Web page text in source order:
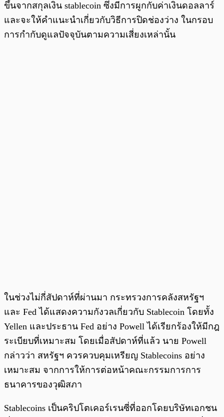
ขึ้นจากสกุลเงิน stablecoin ซึ่งมีการผูกกับค่าเงินดอลลาร์
และจะให้คำแนะนำเกี่ยวกับวิธีการปิดช่องว่าง ในกรอบ
การกำกับดูแลปัจจุบันตามความเสี่ยงเหล่านั้น
ในช่วงไม่กี่สัปดาห์ที่ผ่านมา กระทรวงการคลังสหรัฐฯ
และ Fed ได้แสดงความกังวลเกี่ยวกับ Stablecoin โดยทั้ง
Yellen และประธาน Fed อย่าง Powell ได้เรียกร้องให้มีกฎ
ระเบียบที่เหมาะสม โดยเมื่อสัปดาห์ที่แล้ว นาย Powell
กล่าวว่า สหรัฐฯ ควรควบคุมเหรียญ Stablecoins อย่าง
เหมาะสม จากการให้การต่อหน้าคณะกรรมการการ
ธนาคารของวุฒิสภา
Stablecoins เป็นคริปโตเคอร์เรนซี่ที่ออกโดยบริษัทเอกชน